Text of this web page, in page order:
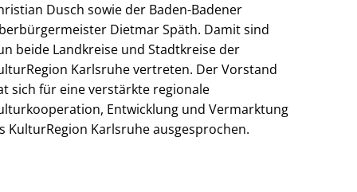
Dusch sowie der Baden-Badener
Dietmar Späth. Damit sind
beide Landkreise und Stadtkreise der
Karlsruhe vertreten. Der Vorstand
sich für eine verstärkte regionale
Entwicklung und Vermarktung
KulturRegion Karlsruhe ausgesprochen.